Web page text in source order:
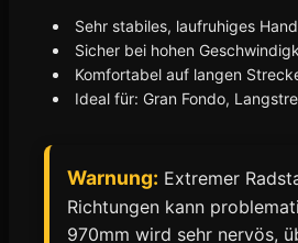
Sehr stabiles, laufruhiges
Sicher bei hohen
Komfortabel auf langen
Ideal für: Gran Fondo,
Warnung: Extremer
Richtungen kann
970mm wird sehr nervös,